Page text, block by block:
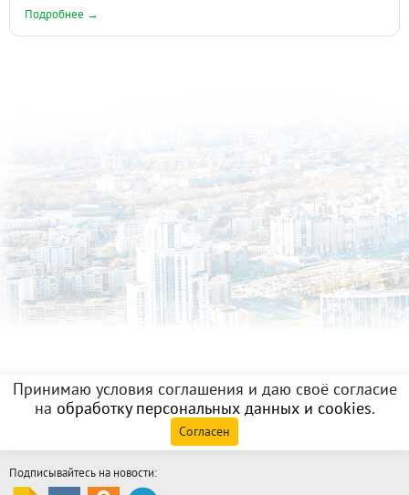
Подробнее →
Принимаю условия соглашения и даю своё согласие
на обработку персональных данных и cookies.
Согласен
Подписывайтесь на новости: